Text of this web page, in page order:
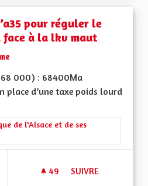
pour réguler le
à la lkv maut
68 000) : 68400Ma
place d’une taxe poids lourd
catégorie : L'attractivité
de l'Alsace et de ses
49 49 ABONNÉS
SUIVRE